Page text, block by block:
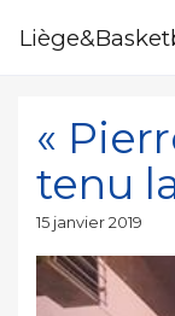
«
tenu
Publié
15 janvier 2019